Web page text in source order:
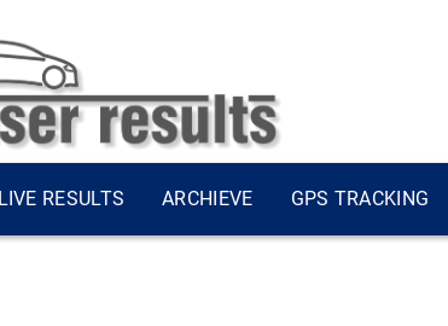
LIVE RESULTS ARCHIEVE GPS TRACKING